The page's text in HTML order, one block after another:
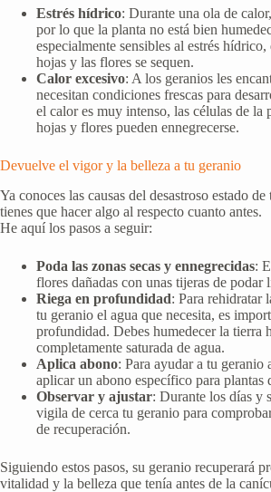
Estrés hídrico: Durante una ola de
por lo que la planta no está bien
especialmente sensibles al estrés
hojas y las flores se sequen.
Calor excesivo: A los geranios les
necesitan condiciones frescas para
el calor es muy intenso, las células de la
hojas y flores pueden ennegrecerse.
Devuelve el vigor y la belleza a tu geranio
Ya conoces las causas del desastroso estado
tienes que hacer algo al respecto cuanto antes.
He aquí los pasos a seguir:
Poda las zonas secas y ennegrecidas:
flores dañadas con unas tijeras de podar
Riega en profundidad: Para rehidratar
tu geranio el agua que necesita, es
profundidad. Debes humedecer la tierra
completamente saturada de agua.
Aplica abono: Para ayudar a tu geranio
aplicar un abono específico para plantas
Observar y ajustar: Durante los días y
vigila de cerca tu geranio para
de recuperación.
Siguiendo estos pasos, su geranio recuperará
vitalidad y la belleza que tenía antes de la